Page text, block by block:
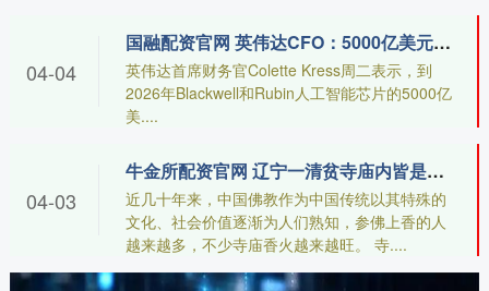
国融配资官网 英伟达CFO：5000亿美元芯片预订不含OpenAI合作，千亿美元协议仍未敲定
英伟达首席财务官Colette Kress周二表示，到
2026年Blackwell和Rubin人工智能芯片的5000亿
美....
04-04
牛金所配资官网 辽宁一清贫寺庙内皆是女性，每天睡4小时吃一餐，还禁止香客捐钱
近几十年来，中国佛教作为中国传统以其特殊的
文化、社会价值逐渐为人们熟知，参佛上香的人
越来越多，不少寺庙香火越来越旺。 寺....
04-03